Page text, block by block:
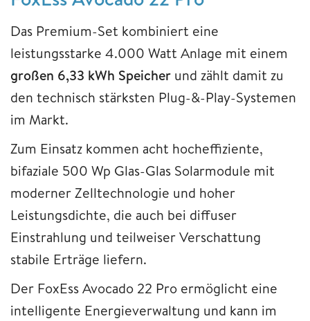
Das Premium-Set kombiniert eine
leistungsstarke 4.000 Watt Anlage mit einem
großen 6,33 kWh Speicher und zählt damit zu
den technisch stärksten Plug-&-Play-Systemen
im Markt.
Zum Einsatz kommen acht hocheffiziente,
bifaziale 500 Wp Glas-Glas Solarmodule mit
moderner Zelltechnologie und hoher
Leistungsdichte, die auch bei diffuser
Einstrahlung und teilweiser Verschattung
stabile Erträge liefern.
Der FoxEss Avocado 22 Pro ermöglicht eine
intelligente Energieverwaltung und kann im